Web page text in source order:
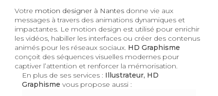
Votre motion designer à Nantes donne vie aux
messages à travers des animations dynamiques et
impactantes. Le motion design est utilisé pour enrichir
les vidéos, habiller les interfaces ou créer des contenus
animés pour les réseaux sociaux. HD Graphisme
conçoit des séquences visuelles modernes pour
captiver l’attention et renforcer la mémorisation.
En plus de ses services : Illustrateur, HD
Graphisme vous propose aussi :